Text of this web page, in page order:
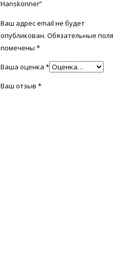
Hanskonner”
Ваш адрес email не будет
опубликован. Обязательные поля
помечены*
Ваша оценка*
Ваш отзыв*